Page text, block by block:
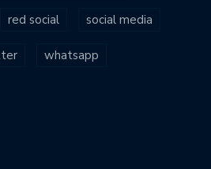
red social social media
whatsapp